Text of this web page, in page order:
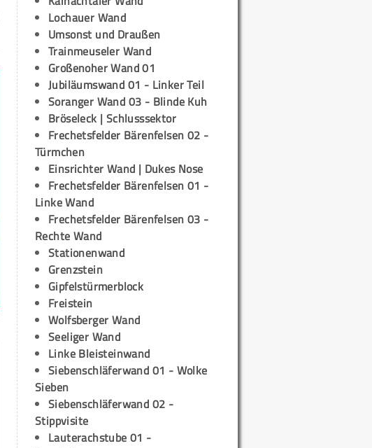
Lochauer Wand
Umsonst und Draußen
Trainmeuseler Wand
Großenoher Wand 01
Jubiläumswand 01 - Linker Teil
Soranger Wand 03 - Blinde Kuh
Bröseleck | Schlusssektor
Frechetsfelder Bärenfelsen 02 -
Türmchen
Einsrichter Wand | Dukes Nose
Frechetsfelder Bärenfelsen 01 -
Linke Wand
Frechetsfelder Bärenfelsen 03 -
Rechte Wand
Stationenwand
Grenzstein
Gipfelstürmerblock
Freistein
Wolfsberger Wand
Seeliger Wand
Linke Bleisteinwand
Siebenschläferwand 01 - Wolke
Sieben
Siebenschläferwand 02 -
Stippvisite
Lauterachstube 01 -